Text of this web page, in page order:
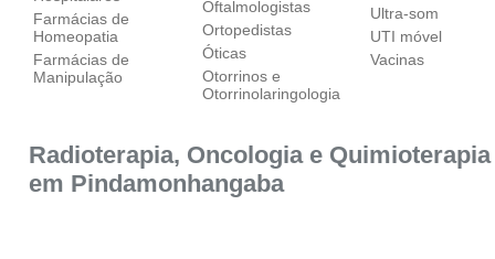
Farmácias de
Homeopatia
Farmácias de
Manipulação
Oftalmologistas
Ortopedistas
Óticas
Otorrinos e
Otorrinolaringologia
Ultra-som
UTI móvel
Vacinas
Radioterapia, Oncologia e Quimioterapia
em Pindamonhangaba